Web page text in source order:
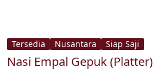
Tersedia Nusantara Siap Saji
Nasi Empal Gepuk (Platter)